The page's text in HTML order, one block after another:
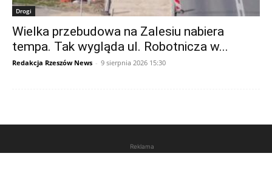
Drogi
Wielka przebudowa na Zalesiu nabiera
tempa. Tak wygląda ul. Robotnicza w...
Redakcja Rzeszów News - 9 sierpnia 2026 15:30
Reklama